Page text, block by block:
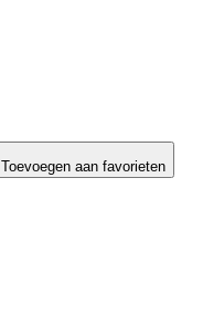
Toevoegen aan favorieten